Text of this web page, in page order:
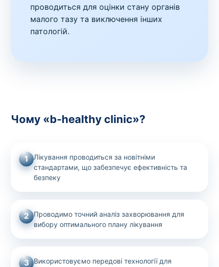
проводиться для оцінки стану органів
малого тазу та виключення інших
патологій.
Чому «b-healthy clinic»?
1
Лікування проводиться за новітніми
стандартами, що забезпечує ефективність та
безпеку
2
Проводимо точний аналіз захворювання для
вибору оптимального плану лікування
3 Використовуємо передові технології для